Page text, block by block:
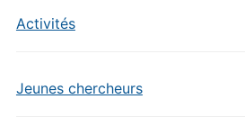
Activités
Jeunes chercheurs